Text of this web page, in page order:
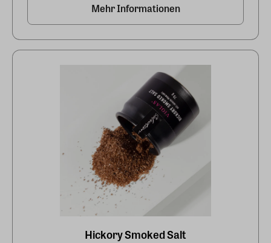
Mehr Informationen
Hickory Smoked Salt